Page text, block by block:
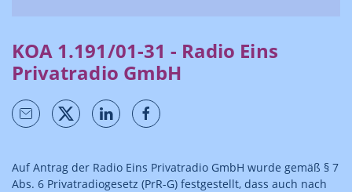
KOA 1.191/01-31 - Radio Eins
Privatradio GmbH
Auf Antrag der Radio Eins Privatradio GmbH wurde gemäß § 7
Abs. 6 Privatradiogesetz (PrR-G) festgestellt, dass auch nach